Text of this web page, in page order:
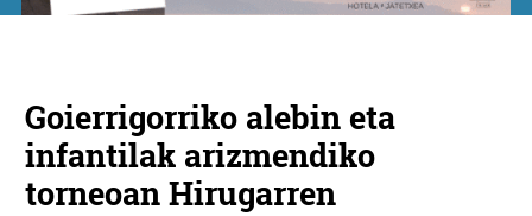
Goierrigorriko alebin eta
infantilak arizmendiko
torneoan Hirugarren